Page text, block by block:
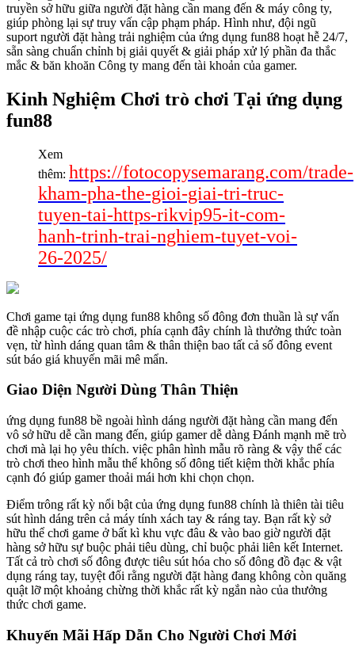
truyền sở hữu giữa người đặt hàng cần mang đến & máy công ty,
giúp phòng lại sự truy vấn cập phạm pháp. Hình như, đội ngũ
suport người đặt hàng trải nghiệm của ứng dụng fun88 hoạt hễ 24/7,
sẵn sàng chuẩn chỉnh bị giải quyết & giải pháp xử lý phần đa thắc
mắc & băn khoăn Công ty mang đến tài khoản của gamer.
Kinh Nghiệm Chơi trò chơi Tại ứng dụng
fun88
Xem
thêm: https://fotocopysemarang.com/trade-
kham-pha-the-gioi-giai-tri-truc-
tuyen-tai-https-rikvip95-it-com-
hanh-trinh-trai-nghiem-tuyet-voi-
26-2025/
Chơi game tại ứng dụng fun88 không số đông đơn thuần là sự vấn
đề nhập cuộc các trò chơi, phía cạnh đây chính là thưởng thức toàn
vẹn, từ hình dáng quan tâm & thân thiện bao tất cả số đông event
sút báo giá khuyến mãi mê mẩn.
Giao Diện Người Dùng Thân Thiện
ứng dụng fun88 bề ngoài hình dáng người đặt hàng cần mang đến
vô sở hữu dễ cần mang đến, giúp gamer dễ dàng Đánh mạnh mẽ trò
chơi mà lại họ yêu thích. việc phân hình mẫu rõ ràng & vậy thể các
trò chơi theo hình mẫu thể không số đông tiết kiệm thời khắc phía
cạnh đó giúp gamer thoải mái hơn khi chọn chọn.
Điểm trông rất kỳ nổi bật của ứng dụng fun88 chính là thiên tài tiêu
sút hình dáng trên cả máy tính xách tay & ráng tay. Bạn rất kỳ sở
hữu thể chơi game ở bất kì khu vực đâu & vào bao giờ người đặt
hàng sở hữu sự buộc phải tiêu dùng, chỉ buộc phải liên kết Internet.
Tất cả trò chơi số đông được tiêu sút hóa cho số đông đồ đạc & vật
dụng ráng tay, tuyệt đối rằng người đặt hàng đang không còn quăng
quật lỡ một khoảng chừng thời khắc rất kỳ ngắn nào của thưởng
thức chơi game.
Khuyến Mãi Hấp Dẫn Cho Người Chơi Mới